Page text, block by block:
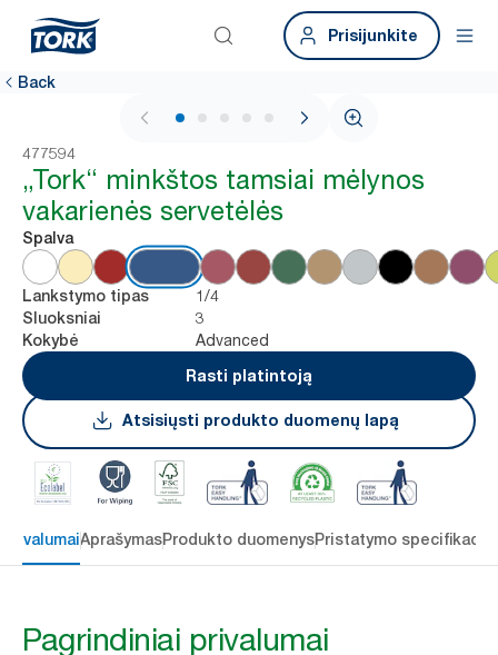
Prisijunkite
Back
1 / 6
477594
„Tork“ minkštos tamsiai mėlynos
vakarienės servetėlės
Spalva
Lankstymo tipas 1/4
Sluoksniai 3
Kokybė
Advanced
Rasti platintoją
Atsisiųsti produkto duomenų lapą
AprašymasProdukto duomenysPristatymo
Pagrindiniai privalumai